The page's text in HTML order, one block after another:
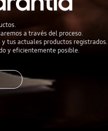
a través del proceso.
tus actuales productos registrados.
y eficientemente posible.